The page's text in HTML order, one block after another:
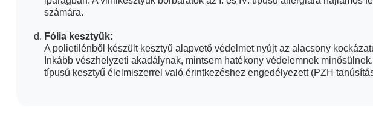
számára.
Fólia kesztyűk:
A polietilénből készült kesztyű alapvető védelmet nyújt az alacsony
Inkább vészhelyzeti akadálynak, mintsem hatékony védelemnek
típusú kesztyű élelmiszerrel való érintkezéshez engedélyezett (PZH